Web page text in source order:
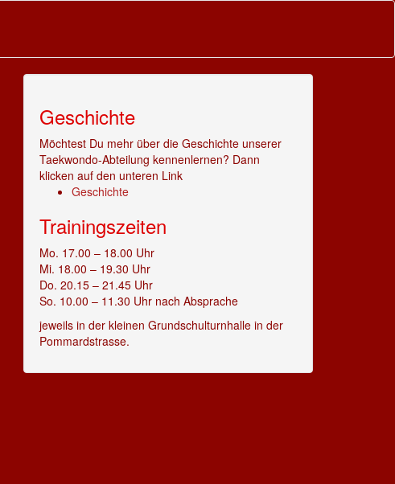
Geschichte
Möchtest Du mehr über die Geschichte unserer
Taekwondo-Abteilung kennenlernen? Dann
klicken auf den unteren Link
Geschichte
Trainingszeiten
Mo. 17.00 – 18.00 Uhr
Mi. 18.00 – 19.30 Uhr
Do. 20.15 – 21.45 Uhr
So. 10.00 – 11.30 Uhr nach Absprache
jeweils in der kleinen Grundschulturnhalle in der
Pommardstrasse.